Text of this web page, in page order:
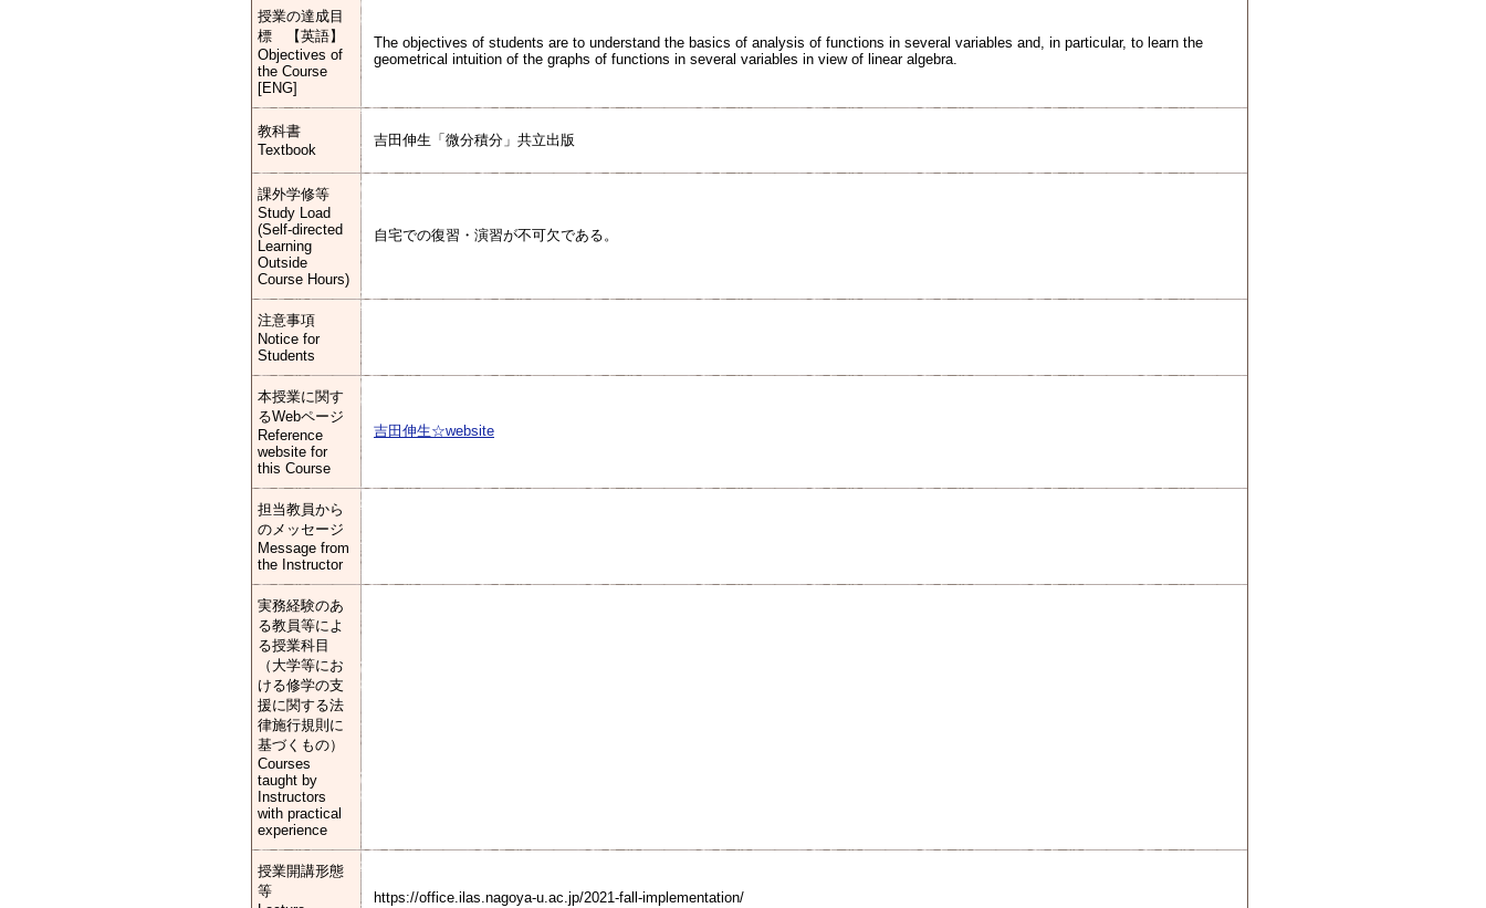
授業の達成目
標 【英語】
Objectives of
the Course
[ENG]
The objectives of students are to understand the basics of analysis of functions in several variables and, in particular, to learn the
geometrical intuition of the graphs of functions in several variables in view of linear algebra.
教科書
Textbook
吉田伸生「微分積分」共立出版
課外学修等
Study Load
(Self-directed
Learning
Outside
Course Hours)
自宅での復習・演習が不可欠である。
注意事項
Notice for
Students
本授業に関す
るWebページ
Reference
website for
this Course
吉田伸生☆website
担当教員から
のメッセージ
Message from
the Instructor
実務経験のあ
る教員等によ
る授業科目
（大学等にお
ける修学の支
援に関する法
律施行規則に
基づくもの）
Courses
taught by
Instructors
with practical
experience
授業開講形態
等
https://office.ilas.nagoya-u.ac.jp/2021-fall-implementation/